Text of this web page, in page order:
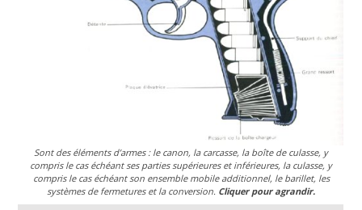
Sont des éléments d’armes : le canon, la carcasse, la boîte de culasse, y
compris le cas échéant ses parties supérieures et inférieures, la culasse, y
compris le cas échéant son ensemble mobile additionnel, le barillet, les
systèmes de fermetures et la conversion. Cliquer pour agrandir.